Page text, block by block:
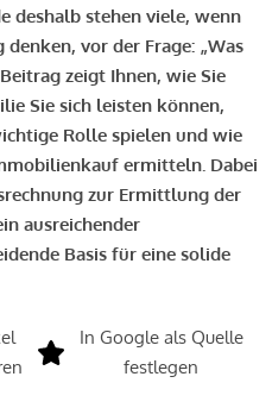
deshalb stehen viele, wenn
vor der Frage: „Was
zeigt Ihnen, wie Sie
Sie sich leisten können,
Rolle spielen und wie
ermitteln. Dabei
zur Ermittlung der
ausreichender
Basis für eine solide
In Google als Quelle
festlegen